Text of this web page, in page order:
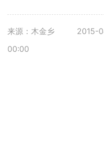
来源：木金乡
2015-
00:00